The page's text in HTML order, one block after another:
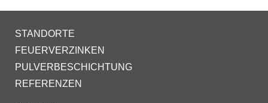
STANDORTE
FEUERVERZINKEN
PULVERBESCHICHTUNG
REFERENZEN